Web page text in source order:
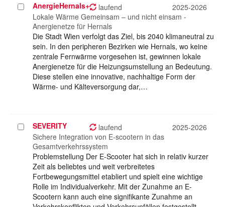
Projekt
auswählen
AnergieHernals+ laufend
2025-2026
Lokale Wärme Gemeinsam – und nicht einsam -
Anergienetze für Hernals
Die Stadt Wien verfolgt das Ziel, bis 2040 klimaneutral zu
sein. In den peripheren Bezirken wie Hernals, wo keine
zentrale Fernwärme vorgesehen ist, gewinnen lokale
Anergienetze für die Heizungsumstellung an Bedeutung.
Diese stellen eine innovative, nachhaltige Form der
Wärme- und Kälteversorgung dar,…
Projekt
auswählen
SEVERITY laufend
2025-2026
Sichere Integration von E-scootern in das
Gesamtverkehrssystem
Problemstellung Der E-Scooter hat sich in relativ kurzer
Zeit als beliebtes und weit verbreitetes
Fortbewegungsmittel etabliert und spielt eine wichtige
Rolle im Individualverkehr. Mit der Zunahme an E-
Scootern kann auch eine signifikante Zunahme an